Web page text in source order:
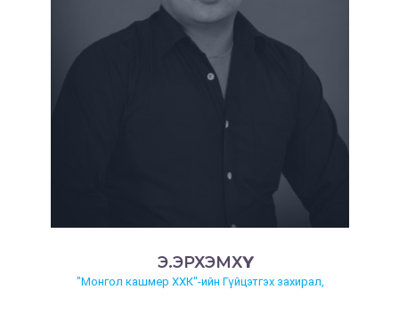
Э.ЭРХЭМХҮҮ
"Монгол кашмер ХХК"-ийн Гүйцэтгэх захирал,